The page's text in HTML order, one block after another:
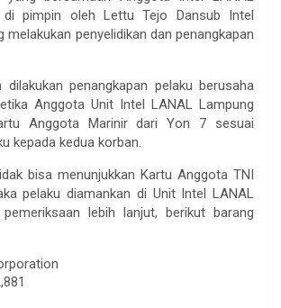
di pimpin oleh Lettu Tejo Dansub Intel
melakukan penyelidikan dan penangkapan
penangkapan pelaku berusaha
Anggota Unit Intel LANAL Lampung
Anggota Marinir dari Yon 7 sesuai
kepada kedua korban.
bisa menunjukkan Kartu Anggota TNI
pelaku diamankan di Unit Intel LANAL
lebih lanjut, berikut barang